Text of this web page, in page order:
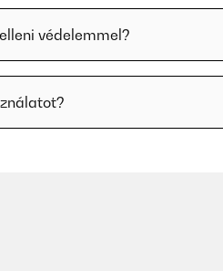
védelemmel?